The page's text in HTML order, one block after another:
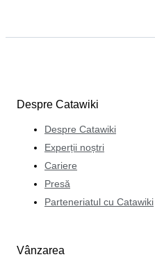
Despre Catawiki
Despre Catawiki
Experții noștri
Cariere
Presă
Parteneriatul cu Catawiki
Vânzarea